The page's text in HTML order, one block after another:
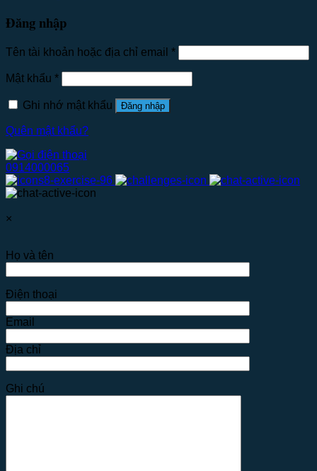
Đăng nhập
Tên tài khoản hoặc địa chỉ email *
Mật khẩu *
Ghi nhớ mật khẩu Đăng nhập
Quên mật khẩu?
0914000065
×
Họ và tên
Điện thoại
Email
Địa chỉ
Ghi chú